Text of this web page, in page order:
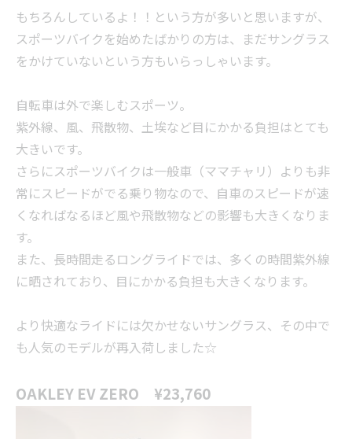
もちろんしているよ！！という方が多いと思いますが、
スポーツバイクを始めたばかりの方は、まだサングラス
をかけていないという方もいらっしゃいます。
自転車は外で楽しむスポーツ。
紫外線、風、飛散物、土埃など目にかかる負担はとても
大きいです。
さらにスポーツバイクは一般車（ママチャリ）よりも非
常にスピードがでる乗り物なので、自車のスピードが速
くなればなるほど風や飛散物などの影響も大きくなりま
す。
また、長時間走るロングライドでは、多くの時間紫外線
に晒されており、目にかかる負担も大きくなります。
より快適なライドには欠かせないサングラス、その中で
も人気のモデルが再入荷しました☆
OAKLEY EV ZERO ¥23,760